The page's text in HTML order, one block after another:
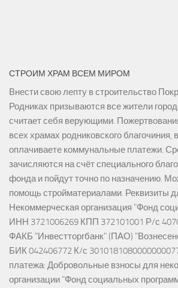
СТРОИМ ХРАМ ВСЕМ МИРОМ
Внести свою лепту в строительство
Родниках призываются все жители
считает себя верующими.
всех храмах родниковского благочиния,
оплачиваете коммунальные платежи.
зачисляются на счёт специального
фонда и пойдут точно по назначению.
помощь стройматериалами. Реквизиты
Некоммерческая организация "Фонд
ИНН 3721006269 КПП 372101001 Р/с
ФАКБ "Инвестторгбанк" (ПАО)
БИК 042406772 К/с
платежа: Добровольные взносы для
организации "Фонд социальных